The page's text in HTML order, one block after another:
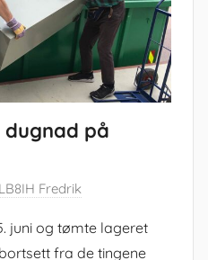
på
LB8IH Fredrik
juni og tømte lageret
fra de tingene